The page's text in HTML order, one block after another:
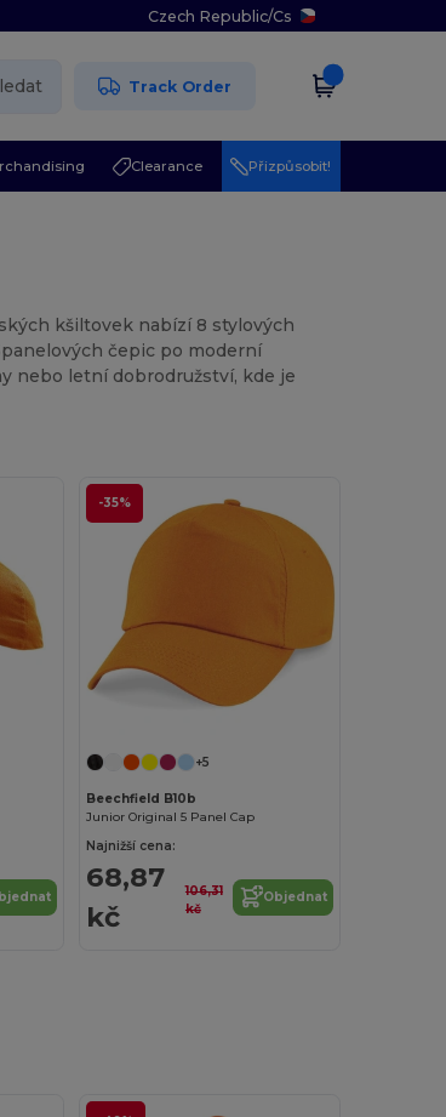
Czech Republic/Cs
Track Order
Clearance Přizpůsobit!
kšiltovek nabízí 8 stylových
čepic po moderní
nebo letní dobrodružství, kde je
-35%
+5
Beechfield B10b
Junior Original 5 Panel Cap
Najnižší cena:
68,87
kč
106,31
kč
Objednat